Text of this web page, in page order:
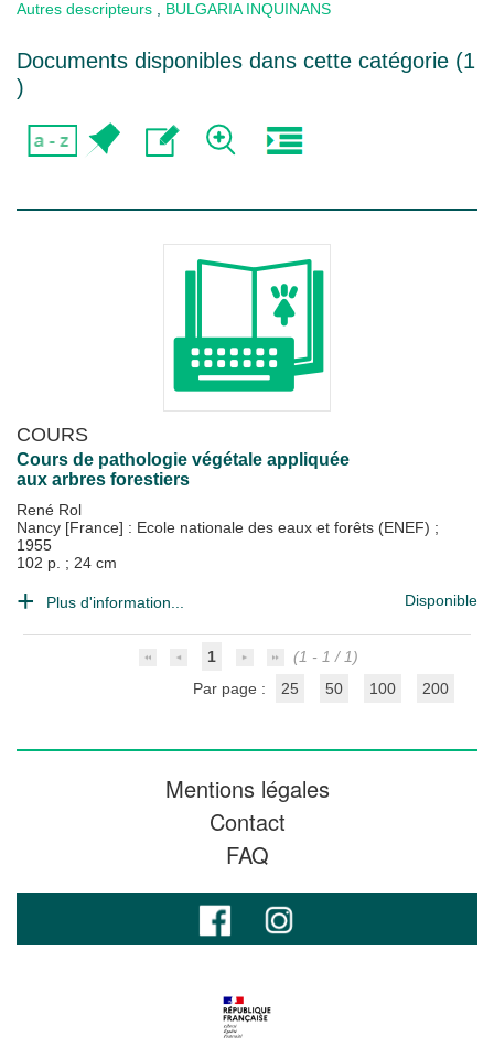
Autres descripteurs BULGARIA INQUINANS
Documents disponibles dans cette catégorie (1
)
COURS
Cours de pathologie végétale appliquée
aux arbres forestiers
René Rol
Nancy [France] : Ecole nationale des eaux et forêts (ENEF) ;
1955
102 p. ; 24 cm
Plus d'information... Disponible
1
(1 - 1 / 1)
Par page :
25 50 100 200
Mentions légales
Contact
FAQ